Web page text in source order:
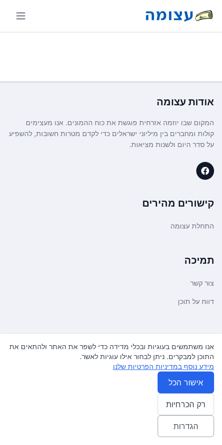
אודות עצומה
המקום שבו יוזמה אזרחית פוגשת את כוח ההמונים. אנו מעצימים
קולות ומחברים בין מיליוני ישראלים כדי לקדם מטרות חשובות, להשפיע
על סדר היום ולשנות מציאות.
קישורים מהירים
התחלת עצומה
תמיכה
צור קשר
דווח על תוכן
משפטי ועדכונים
מדיניות פרטיות
תנאי שימוש
© 2026 עצומה. כל הזכויות שמורות.
אנו משתמשים בעוגיות ובכלי מדידה כדי לשפר את האתר ולהתאים את
התוכן למבקרים. ניתן לבחור אילו עוגיות לאשר.
מידע נוסף במדיניות הפרטיות שלנו
אישור הכל
רק הכרחיות
הגדרות